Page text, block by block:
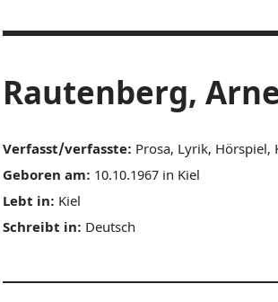
Rautenberg,
Verfasst/verfasste: Prosa, Lyrik, Hörspiel,
Geboren am: 10.10.1967 in Kiel
Lebt in: Kiel
Schreibt in: Deutsch